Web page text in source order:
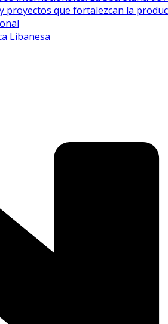
que fortalezcan la
Libanesa